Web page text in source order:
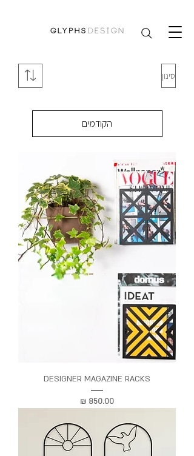
סינון
הקודמים
DESIGNER MAGAZINE RACKS
מחיר